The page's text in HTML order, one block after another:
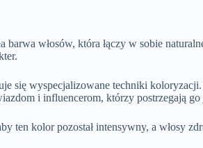
barwa włosów, która łączy w sobie
się wyspecjalizowane techniki
i influencerom, którzy postrzegają
ten kolor pozostał intensywny, a włosy